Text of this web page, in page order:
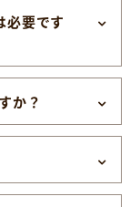
必要です
か？